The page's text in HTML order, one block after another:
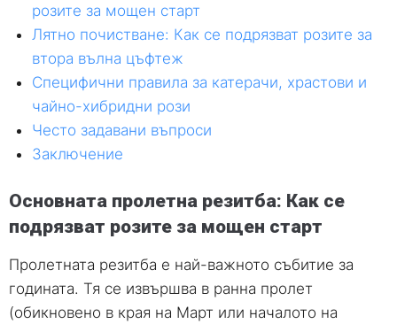
розите за мощен старт
Лятно почистване: Как се подрязват розите за
втора вълна цъфтеж
Специфични правила за катерачи, храстови и
чайно-хибридни рози
Често задавани въпроси
Заключение
Основната пролетна резитба: Как се
подрязват розите за мощен старт
Пролетната резитба е най-важното събитие за
годината. Тя се извършва в ранна пролет
(обикновено в края на Март или началото на